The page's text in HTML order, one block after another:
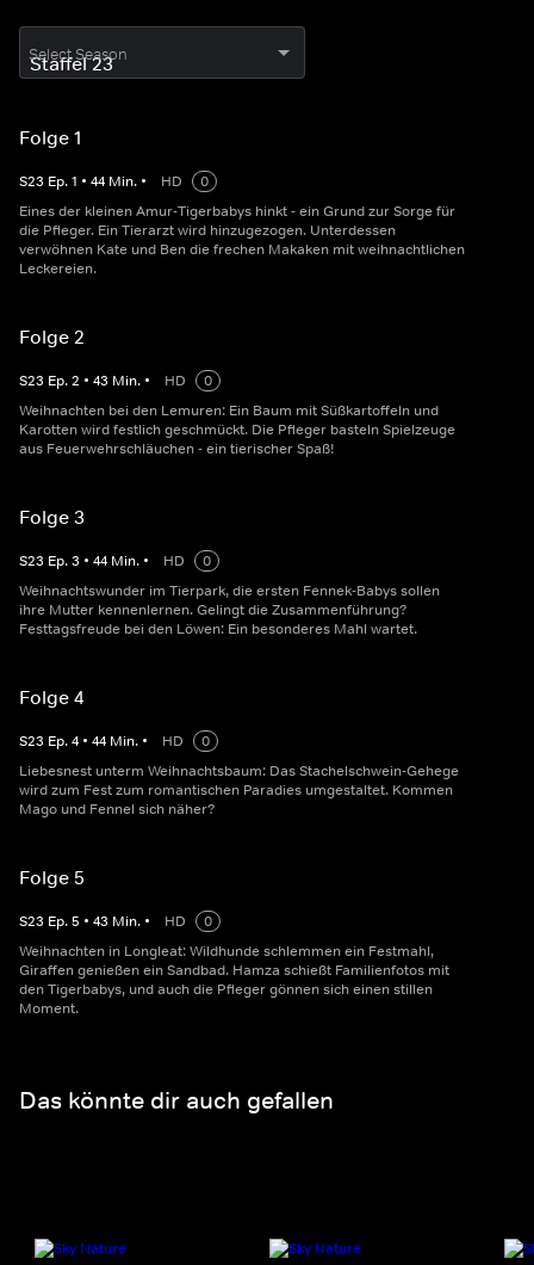
Select Season
Folge 1
S23 Ep.1 • 44 Min. • HD
0
Eines der kleinen Amur-Tigerbabys hinkt - ein Grund zur Sorge für
die Pfleger. Ein Tierarzt wird hinzugezogen. Unterdessen
verwöhnen Kate und Ben die frechen Makaken mit weihnachtlichen
Leckereien.
Folge 2
S23 Ep.2 • 43 Min. • HD
0
Weihnachten bei den Lemuren: Ein Baum mit Süßkartoffeln und
Karotten wird festlich geschmückt. Die Pfleger basteln Spielzeuge
aus Feuerwehrschläuchen - ein tierischer Spaß!
Folge 3
S23 Ep.3 • 44 Min. • HD
0
Weihnachtswunder im Tierpark, die ersten Fennek-Babys sollen
ihre Mutter kennenlernen. Gelingt die Zusammenführung?
Festtagsfreude bei den Löwen: Ein besonderes Mahl wartet.
Folge 4
S23 Ep.4 • 44 Min. • HD
0
Liebesnest unterm Weihnachtsbaum: Das Stachelschwein-Gehege
wird zum Fest zum romantischen Paradies umgestaltet. Kommen
Mago und Fennel sich näher?
Folge 5
S23 Ep.5 • 43 Min. • HD
0
Weihnachten in Longleat: Wildhunde schlemmen ein Festmahl,
Giraffen genießen ein Sandbad. Hamza schießt Familienfotos mit
den Tigerbabys, und auch die Pfleger gönnen sich einen stillen
Moment.
Das könnte dir auch gefallen